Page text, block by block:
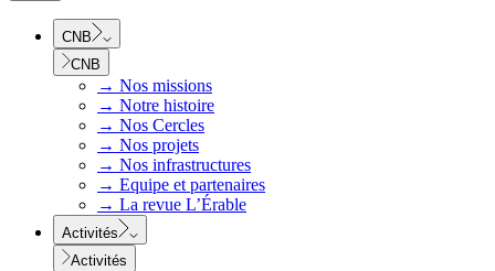
CNB
CNB
→ Nos missions
→ Notre histoire
→ Nos Cercles
→ Nos projets
→ Nos infrastructures
→ Equipe et partenaires
→ La revue L’Érable
Activités
Activités